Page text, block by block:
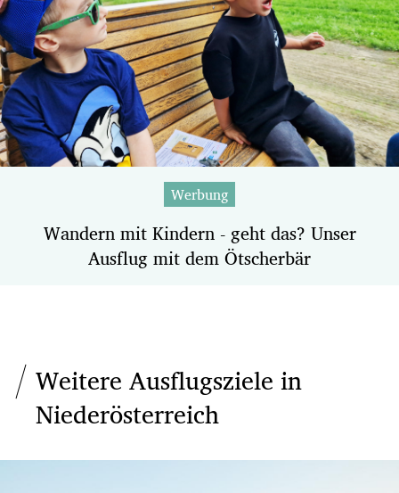
Werbung
Wandern mit Kindern - geht das? Unser
Ausflug mit dem Ötscherbär
Weitere Ausflugsziele in
Niederösterreich